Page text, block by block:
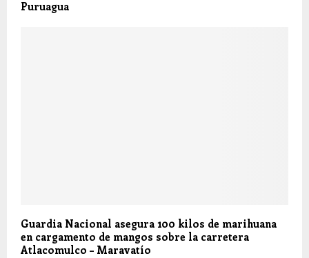
Puruagua
Guardia Nacional asegura 100 kilos de marihuana
en cargamento de mangos sobre la carretera
Atlacomulco – Maravatío